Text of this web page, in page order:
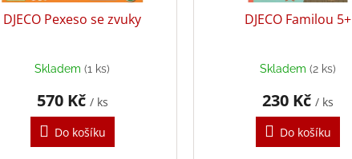
DJECO Pexeso se zvuky
Skladem(1 ks)
570 Kč / ks
Do košíku
DJECO Familou 5+
Skladem (2 ks)
230 Kč / ks
Do košíku